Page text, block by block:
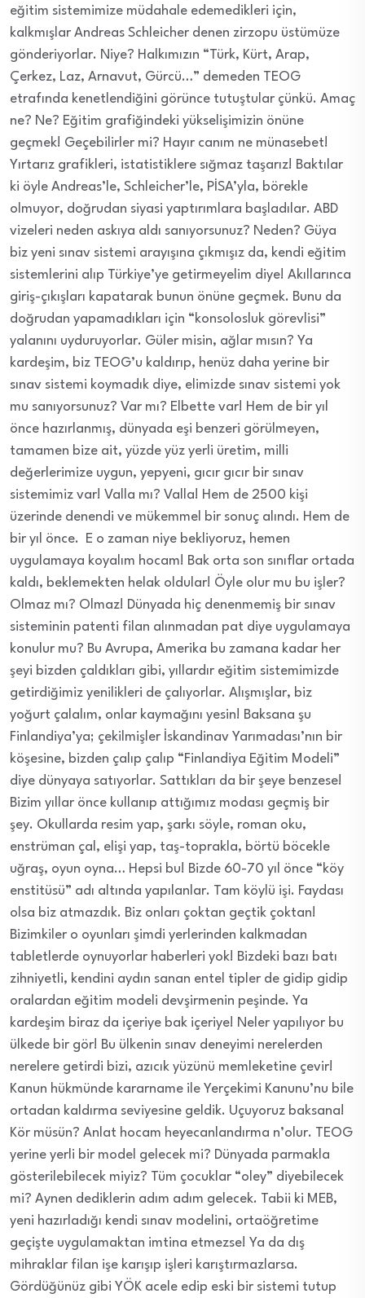
eğitim sistemimize müdahale edemedikleri için,
kalkmışlar Andreas Schleicher denen zirzopu üstümüze
gönderiyorlar. Niye? Halkımızın “Türk, Kürt, Arap,
Çerkez, Laz, Arnavut, Gürcü…” demeden TEOG
etrafında kenetlendiğini görünce tutuştular çünkü. Amaç
ne? Ne? Eğitim grafiğindeki yükselişimizin önüne
geçmek! Geçebilirler mi? Hayır canım ne münasebet!
Yırtarız grafikleri, istatistiklere sığmaz taşarız! Baktılar
ki öyle Andreas’le, Schleicher’le, PİSA’yla, börekle
olmuyor, doğrudan siyasi yaptırımlara başladılar. ABD
vizeleri neden askıya aldı sanıyorsunuz? Neden? Güya
biz yeni sınav sistemi arayışına çıkmışız da, kendi eğitim
sistemlerini alıp Türkiye’ye getirmeyelim diye! Akıllarınca
giriş-çıkışları kapatarak bunun önüne geçmek. Bunu da
doğrudan yapamadıkları için “konsolosluk görevlisi”
yalanını uyduruyorlar. Güler misin, ağlar mısın? Ya
kardeşim, biz TEOG’u kaldırıp, henüz daha yerine bir
sınav sistemi koymadık diye, elimizde sınav sistemi yok
mu sanıyorsunuz? Var mı? Elbette var! Hem de bir yıl
önce hazırlanmış, dünyada eşi benzeri görülmeyen,
tamamen bize ait, yüzde yüz yerli üretim, milli
değerlerimize uygun, yepyeni, gıcır gıcır bir sınav
sistemimiz var! Valla mı? Valla! Hem de 2500 kişi
üzerinde denendi ve mükemmel bir sonuç alındı. Hem de
bir yıl önce. E o zaman niye bekliyoruz, hemen
uygulamaya koyalım hocam! Bak orta son sınıflar ortada
kaldı, beklemekten helak oldular! Öyle olur mu bu işler?
Olmaz mı? Olmaz! Dünyada hiç denenmemiş bir sınav
sisteminin patenti filan alınmadan pat diye uygulamaya
konulur mu? Bu Avrupa, Amerika bu zamana kadar her
şeyi bizden çaldıkları gibi, yıllardır eğitim sistemimizde
getirdiğimiz yenilikleri de çalıyorlar. Alışmışlar, biz
yoğurt çalalım, onlar kaymağını yesin! Baksana şu
Finlandiya’ya; çekilmişler İskandinav Yarımadası’nın bir
köşesine, bizden çalıp çalıp “Finlandiya Eğitim Modeli”
diye dünyaya satıyorlar. Sattıkları da bir şeye benzese!
Bizim yıllar önce kullanıp attığımız modası geçmiş bir
şey. Okullarda resim yap, şarkı söyle, roman oku,
enstrüman çal, elişi yap, taş-toprakla, börtü böcekle
uğraş, oyun oyna… Hepsi bu! Bizde 60-70 yıl önce “köy
enstitüsü” adı altında yapılanlar. Tam köylü işi. Faydası
olsa biz atmazdık. Biz onları çoktan geçtik çoktan!
Bizimkiler o oyunları şimdi yerlerinden kalkmadan
tabletlerde oynuyorlar haberleri yok! Bizdeki bazı batı
zihniyetli, kendini aydın sanan entel tipler de gidip gidip
oralardan eğitim modeli devşirmenin peşinde. Ya
kardeşim biraz da içeriye bak içeriye! Neler yapılıyor bu
ülkede bir gör! Bu ülkenin sınav deneyimi nerelerden
nerelere getirdi bizi, azıcık yüzünü memleketine çevir!
Kanun hükmünde kararname ile Yerçekimi Kanunu’nu bile
ortadan kaldırma seviyesine geldik. Uçuyoruz baksana!
Kör müsün? Anlat hocam heyecanlandırma n’olur. TEOG
yerine yerli bir model gelecek mi? Dünyada parmakla
gösterilebilecek miyiz? Tüm çocuklar “oley” diyebilecek
mi? Aynen dediklerin adım adım gelecek. Tabii ki MEB,
yeni hazırladığı kendi sınav modelini, ortaöğretime
geçişte uygulamaktan imtina etmezse! Ya da dış
mihraklar filan işe karışıp işleri karıştırmazlarsa.
Gördüğünüz gibi YÖK acele edip eski bir sistemi tutup